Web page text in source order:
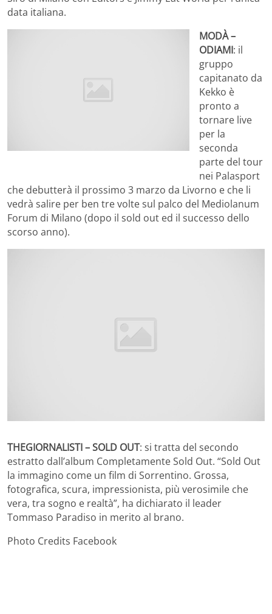
data italiana.
MODÀ –
ODIAMI: il
gruppo
capitanato da
Kekko è
pronto a
tornare live
per la
seconda
parte del tour
nei Palasport
che debutterà il prossimo 3 marzo da Livorno e che li
vedrà salire per ben tre volte sul palco del Mediolanum
Forum di Milano (dopo il sold out ed il successo dello
scorso anno).
THEGIORNALISTI – SOLD OUT: si tratta del secondo
estratto dall’album Completamente Sold Out. “Sold Out
la immagino come un film di Sorrentino. Grossa,
fotografica, scura, impressionista, più verosimile che
vera, tra sogno e realtà”, ha dichiarato il leader
Tommaso Paradiso in merito al brano.
Photo Credits Facebook